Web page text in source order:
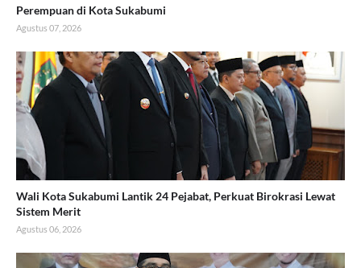
Perempuan di Kota Sukabumi
Agustus 07, 2026
Wali Kota Sukabumi Lantik 24 Pejabat, Perkuat Birokrasi Lewat
Sistem Merit
Agustus 06, 2026